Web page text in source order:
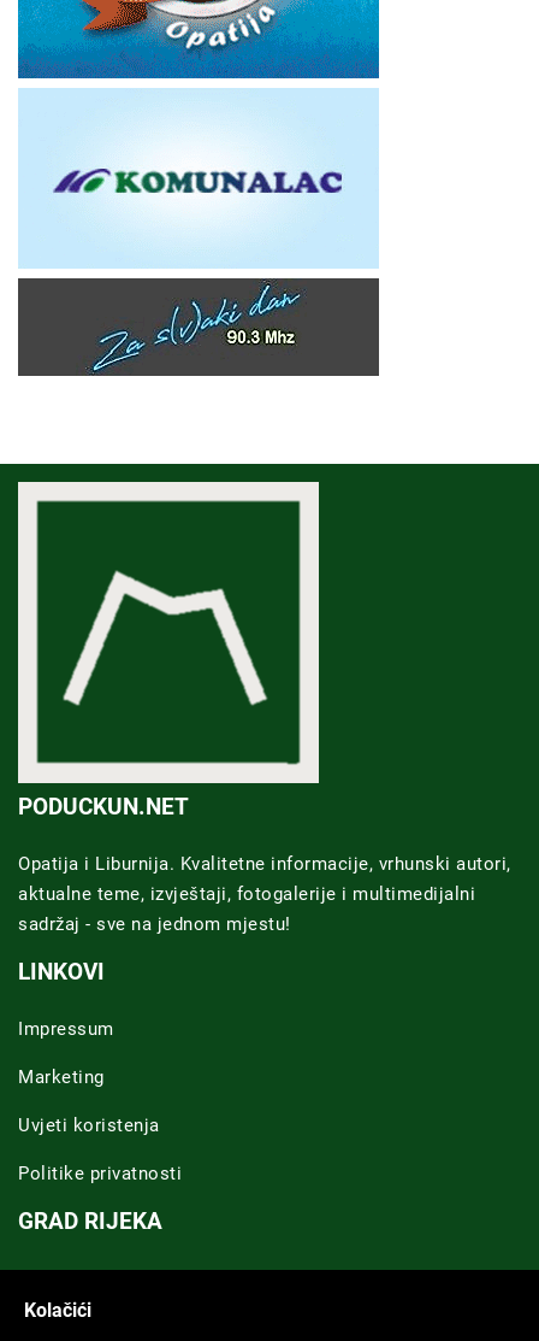
PODUCKUN.NET
Opatija i Liburnija. Kvalitetne informacije, vrhunski autori,
aktualne teme, izvještaji, fotogalerije i multimedijalni
sadržaj - sve na jednom mjestu!
LINKOVI
Impressum
Marketing
Uvjeti koristenja
Politike privatnosti
GRAD RIJEKA
Kolačići